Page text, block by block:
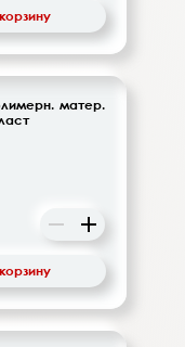
матер.